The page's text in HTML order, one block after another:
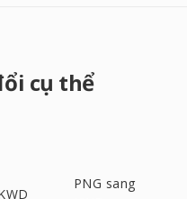
cụ thể
PNG sang